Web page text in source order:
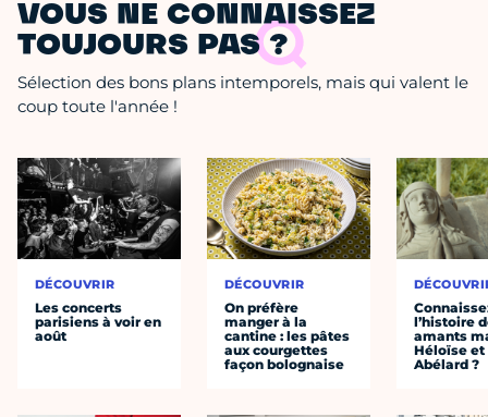
VOUS NE CONNAISSEZ
TOUJOURS PAS ?
Sélection des bons plans intemporels, mais qui valent le
coup toute l'année !
DÉCOUVRIR
Les concerts
parisiens à voir en
août
DÉCOUVRIR
On préfère
manger à la
cantine : les pâtes
aux courgettes
façon bolognaise
l’histoire
amants
Héloïse et
Abélard ?